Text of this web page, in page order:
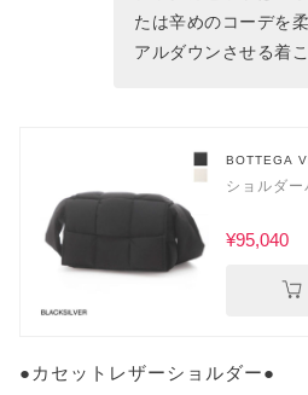
たは辛めのコーデを
アルダウンさせる着
BOTTEGA
ショルダー
¥95,040
●カセットレザーショルダー●